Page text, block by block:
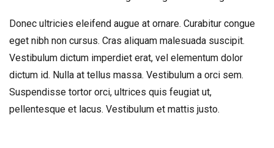
Donec ultricies eleifend augue at ornare. Curabitur congue
eget nibh non cursus. Cras aliquam malesuada suscipit.
Vestibulum dictum imperdiet erat, vel elementum dolor
dictum id. Nulla at tellus massa. Vestibulum a orci sem.
Suspendisse tortor orci, ultrices quis feugiat ut,
pellentesque et lacus. Vestibulum et mattis justo.